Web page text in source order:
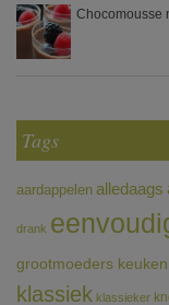
Chocomousse
Tags
aardappelen alledaags
drank
grootmoeders keuken
klassiek klassieker